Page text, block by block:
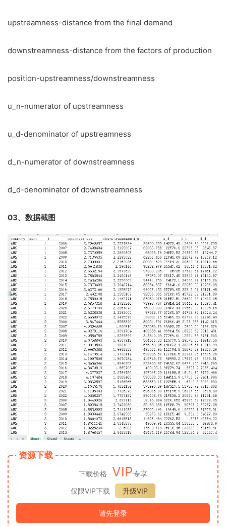
upstreamness-distance from the final demand
downstreamness-distance from the factors of production
position-upstreamness/downstreamness
u_n-numerator of upstreamness
u_d-denominator of upstreamness
d_n-numerator of downstreamness
d_d-denominator of downstreamness
03、数据截图
资源下载
下载价格 VIP专享
仅限VIP下载
升级VIP
请先登录